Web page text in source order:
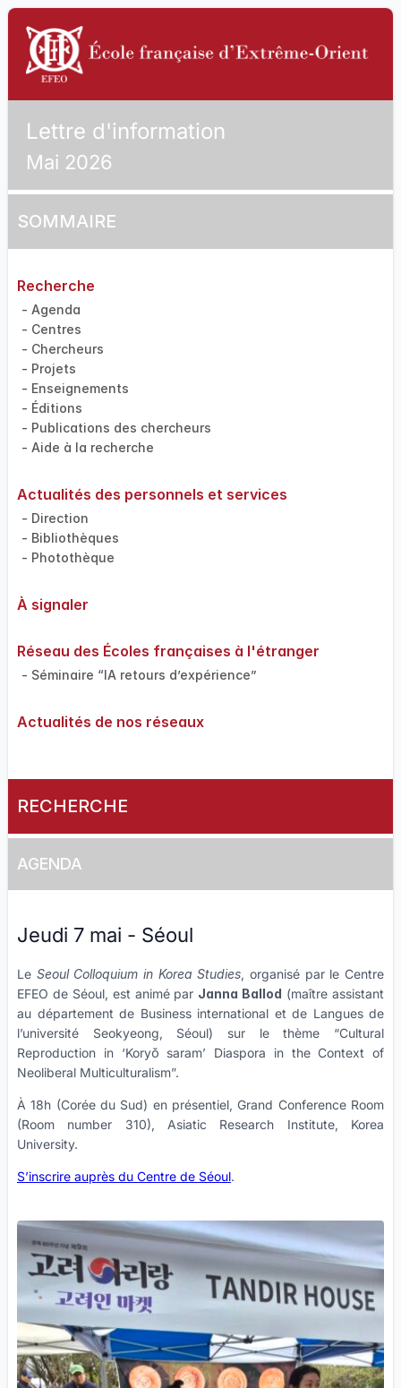
Lettre d'information
Mai 2026
SOMMAIRE
Recherche
- Agenda
- Centres
- Chercheurs
- Projets
- Enseignements
- Éditions
- Publications des chercheurs
- Aide à la recherche
Actualités des personnels et services
- Direction
- Bibliothèques
- Photothèque
À signaler
Réseau des Écoles françaises à l'étranger
- Séminaire “IA retours d’expérience”
Actualités de nos réseaux
RECHERCHE
AGENDA
Jeudi 7 mai - Séoul
Le Seoul Colloquium in Korea Studies, organisé par le Centre
EFEO de Séoul, est animé par Janna Ballod (maître assistant
au département de Business international et de Langues de
l’université Seokyeong, Séoul) sur le thème “Cultural
Reproduction in ‘Koryŏ saram’ Diaspora in the Context of
Neoliberal Multiculturalism”.
À 18h (Corée du Sud) en présentiel, Grand Conference Room
(Room number 310), Asiatic Research Institute, Korea
University.
S’inscrire auprès du Centre de Séoul.